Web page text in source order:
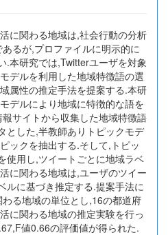
に関わる地域は,社会行動の分析
るが,プロファイルに明示的に
.本研究では,Twitterユーザを対象
デルを利用した地域特徴語の選
属性の推定手法を提案する.本研
デルにより地域に特徴的な語を
サイトから収集した地域特徴語
とした,半教師ありトピックモデ
ックを抽出する.そして,トピッ
使用し,ツイートごとに地域ラベ
に関わる地域は,ユーザのツイー
ルに基づき推定する.提案手法に
る地域の単位とし,16の都道府
に関わる地域の推定実験を行っ
値0.66の評価値が得られた.